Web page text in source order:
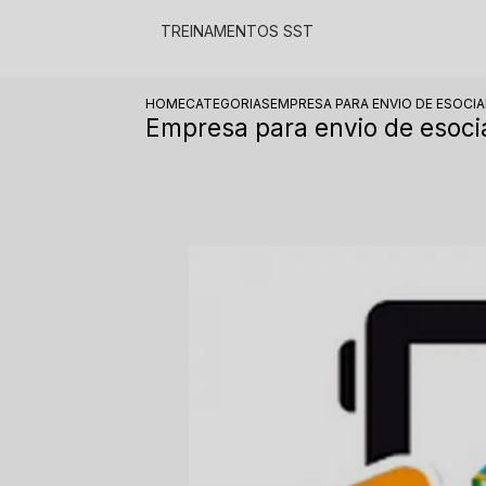
TREINAMENTOS SST​
HOMECATEGORIASEMPRESA PARA ENVIO DE
Empresa para envio de